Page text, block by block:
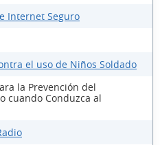
Internet Seguro
el uso de Niños Soldado
la Prevención del
cuando Conduzca al